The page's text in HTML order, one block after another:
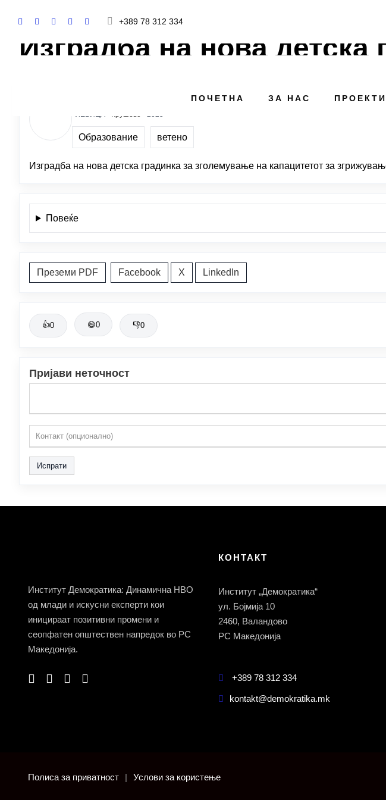
+389 78 312 334
ПОЧЕТНА ЗА НАС ПРОЕКТИ
Изградба на нова детска
ЛЕВИЦА · Крушево · 2025
Образование ветено
Изградба на нова детска градинка за зголемување на капацитетот за
Повеќе
Преземи PDF Facebook X LinkedIn
👍0 😄0 👎0
Пријави неточност
Испрати
Институт Демократика: Динамична НВО
од млади и искусни експерти кои
иницираат позитивни промени и
сеопфатен општествен напредок во РС
Македонија.
КОНТАКТ
Институт „Демократика“
ул. Бојмија 10
2460, Валандово
РС Македонија
+389 78 312 334
kontakt@demokratika.mk
Полиса за приватност | Услови за користење